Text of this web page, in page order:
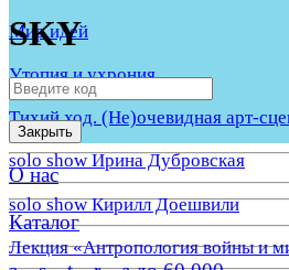
Мир идей
Утопия и ухрония
Тихий ход. (Не)очевидная арт-
solo show Ирина Дубровская
solo show Кирилл Доешвили
Лекция «Антропология войны и
SKY
Закрыть
О нас
Каталог